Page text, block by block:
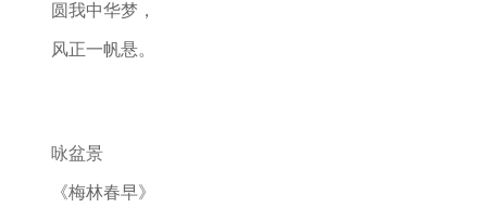
圆我中华梦，
风正一帆悬。
咏盆景
《梅林春早》